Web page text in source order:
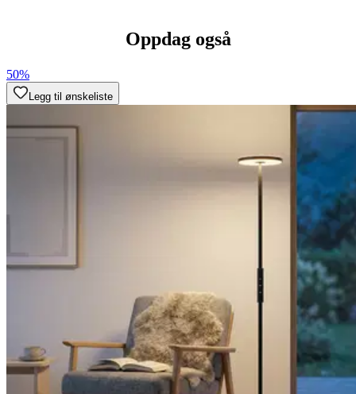
Oppdag også
50%
Legg til ønskeliste